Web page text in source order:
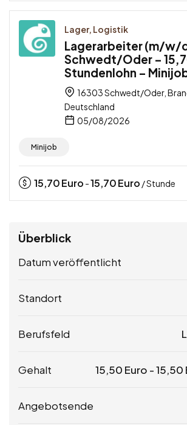
Lager, Logistik
Lagerarbeiter (m/w/
Schwedt/Oder –
Stundenlohn –
16303 Schwedt/Oder,
Deutschland
05/08/2026
Minijob
15,70Euro -15,70Euro / Stunde
Überblick
Datum veröffentlicht
Standort
Berufsfeld
Gehalt 15,50 Euro -15,50
Angebotsende